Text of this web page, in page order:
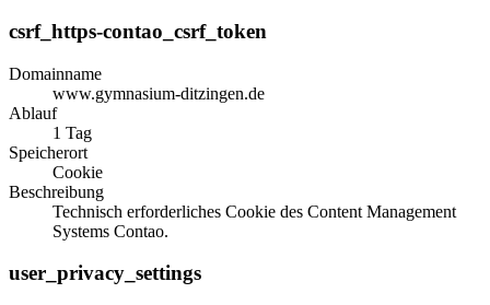
csrf_https-contao_csrf_token
Domainname
www.gymnasium-ditzingen.de
Ablauf
1 Tag
Speicherort
Cookie
Beschreibung
Technisch erforderliches Cookie des Content Management
Systems Contao.
user_privacy_settings